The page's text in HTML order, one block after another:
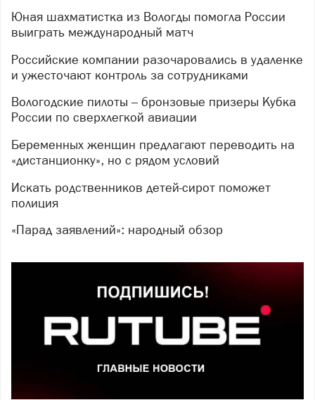
Юная шахматистка из Вологды помогла России
выиграть международный матч
Российские компании разочаровались в удаленке
и ужесточают контроль за сотрудниками
Вологодские пилоты – бронзовые призеры Кубка
России по сверхлегкой авиации
Беременных женщин предлагают переводить на
«дистанционку», но с рядом условий
Искать родственников детей-сирот поможет
полиция
«Парад заявлений»: народный обзор